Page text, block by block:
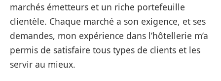
marchés émetteurs et un riche portefeuille
clientèle. Chaque marché a son exigence, et ses
demandes, mon expérience dans l’hôtellerie m’a
permis de satisfaire tous types de clients et les
servir au mieux.